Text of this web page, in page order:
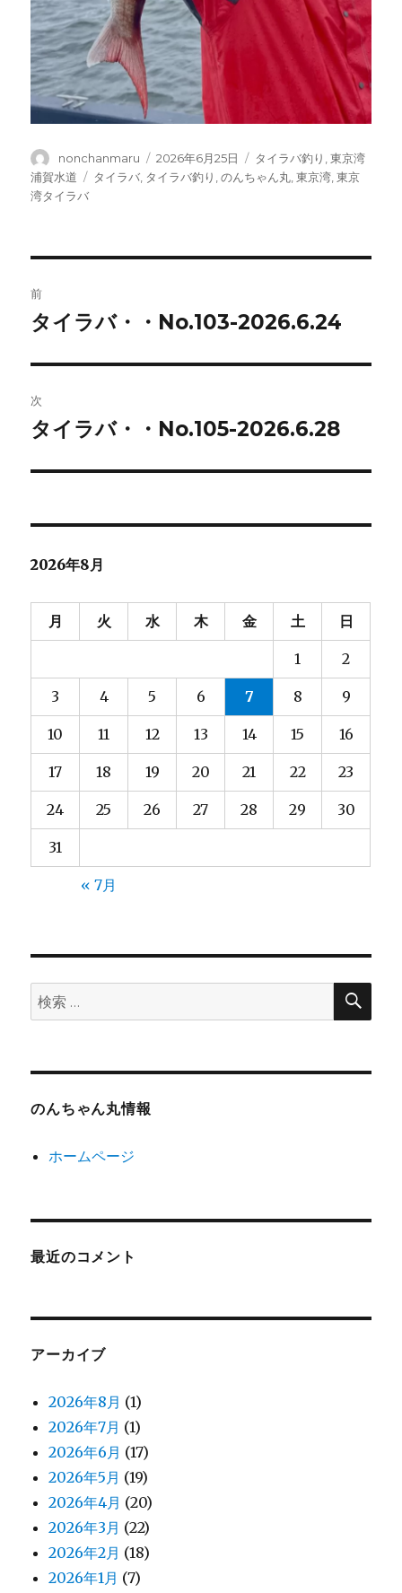
投
稿
者
nonchanmaru
投
稿
2026年6月25日
カ
テ
タイラバ釣り ,東京湾
浦賀水道
タ
タイラバ タイラバ釣り ,のんちゃん丸 ,東京湾 ,東京
湾タイラバ
稿
ビ
ゲ
ー
ン
前
前
投
稿:
タイラバ・・No.103-2026.6.24
次
次
投
タイラバ・・No.105-2026.6.28
2026年8月
月 火 水 木 金 土 日
1 2
3 4 5 6 7 8 9
10 11 12 13 14 15 16
17 18 19 20 21 22 23
24 25 26 27 28 29 30
31
« 7月
検
索:
検
のんちゃん丸情報
ホームページ
最近のコメント
アーカイブ
2026年8月 (1)
2026年7月 (1)
2026年6月 (17)
2026年5月 (19)
2026年4月 (20)
2026年3月 (22)
2026年2月 (18)
2026年1月 (7)